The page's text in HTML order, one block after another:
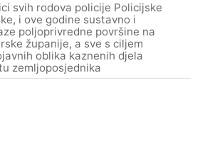
svih rodova policije Policijske
i ove godine sustavno i
poljoprivredne površine na
županije, a sve s ciljem
oblika kaznenih djela
zemljoposjednika